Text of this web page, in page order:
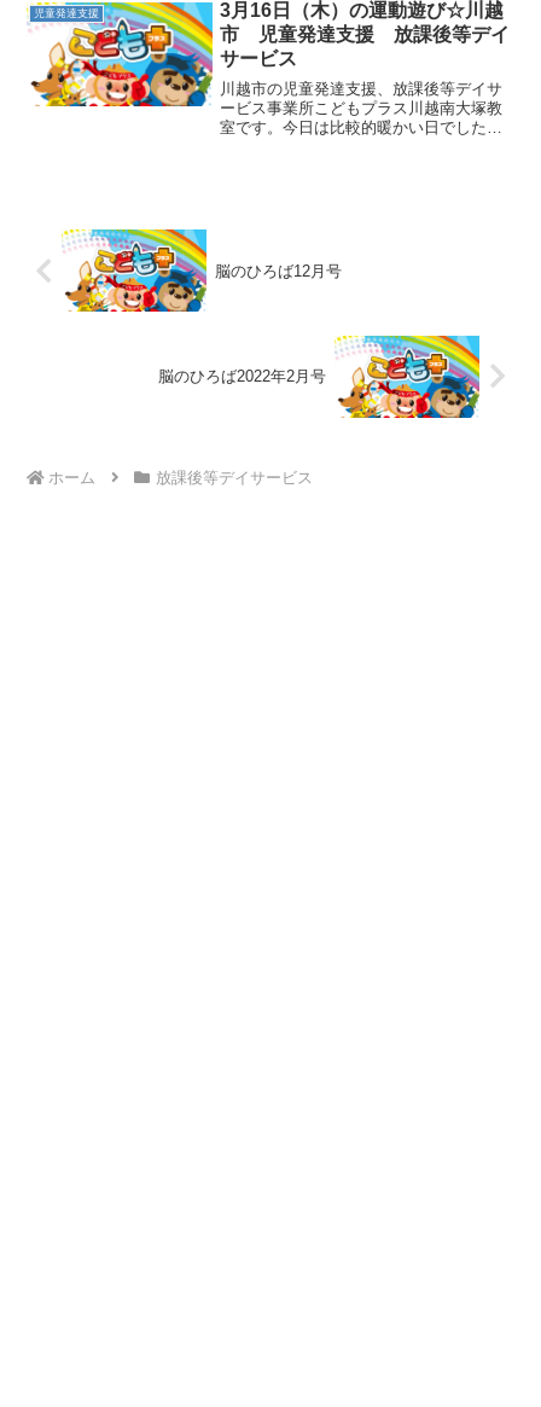
て身体を丸くして前後に揺...
児童発達支援
3月16日（木）の運動遊び☆川越
市 児童発達支援 放課後等デイ
サービス
川越市の児童発達支援、放課後等デイサ
ービス事業所こどもプラス川越南大塚教
室です。今日は比較的暖かい日でした。
脳のひろば12月号
脳のひろば2022年2月号
ホーム 放課後等デイサービス